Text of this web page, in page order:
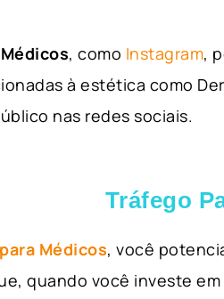
, como Instagram,
à estética como
nas redes sociais.
Tráfego
Médicos, você
quando você investe